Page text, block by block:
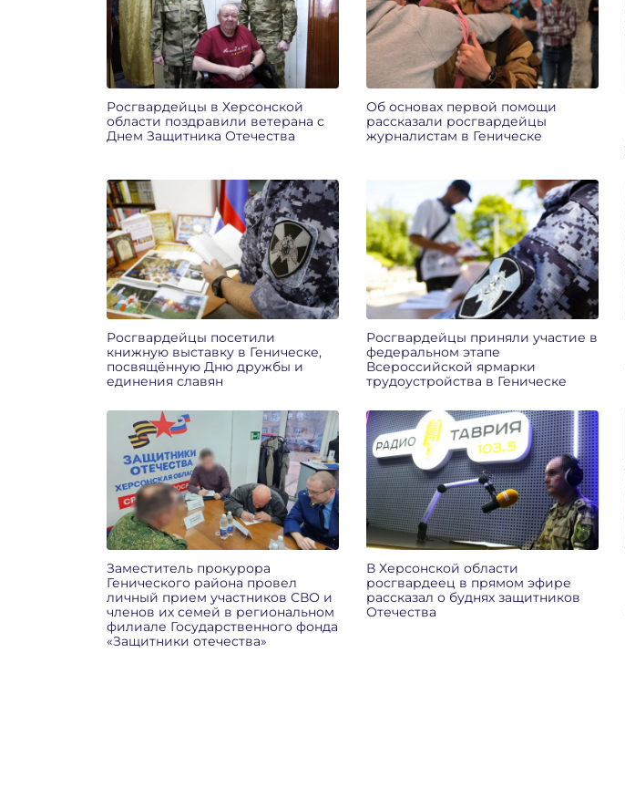
Росгвардейцы в Херсонской
области поздравили ветерана с
Днем Защитника Отечества
Об основах первой помощи
рассказали росгвардейцы
журналистам в Геническе
Росгвардейцы посетили
книжную выставку в Геническе,
посвящённую Дню дружбы и
единения славян
Росгвардейцы приняли участие в
федеральном этапе
Всероссийской ярмарки
трудоустройства в Геническе
Заместитель прокурора
Генического района провел
личный прием участников СВО и
членов их семей в региональном
филиале Государственного фонда
«Защитники отечества»
В Херсонской области
росгвардеец в прямом эфире
рассказал о буднях защитников
Отечества